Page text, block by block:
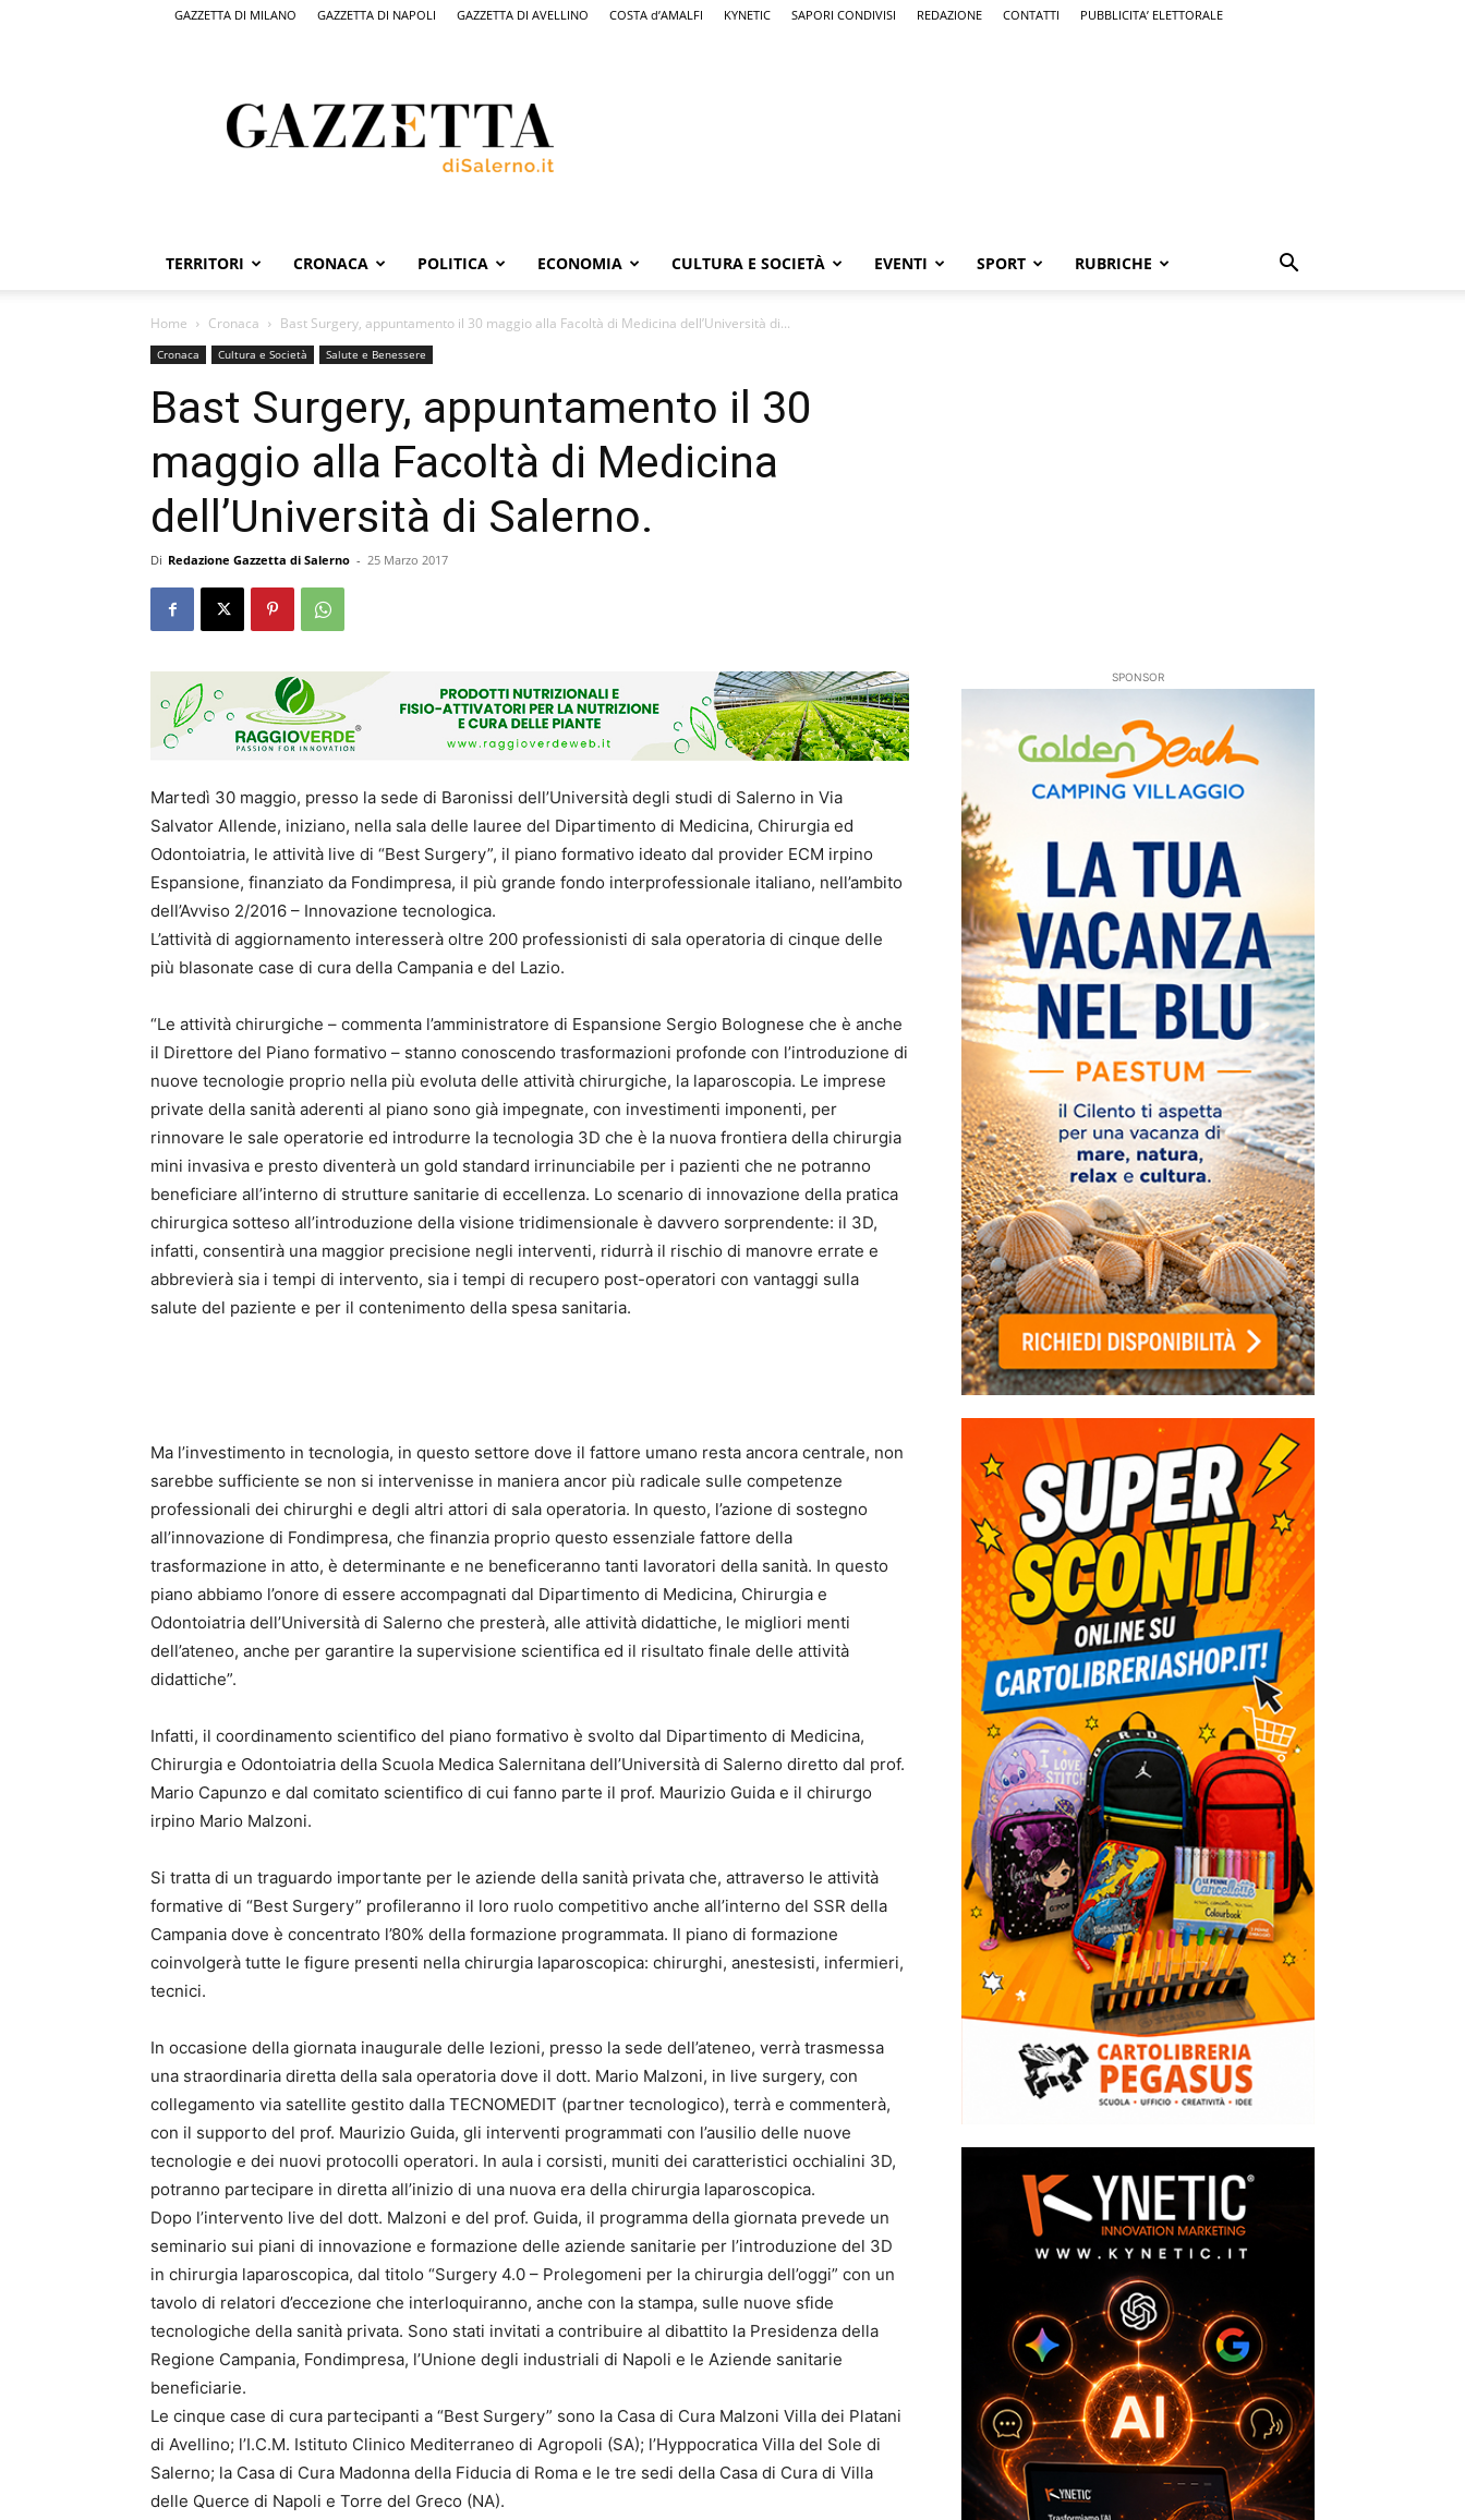
GAZZETTA DI MILANO GAZZETTA DI NAPOLI GAZZETTA DI AVELLINO COSTA d’AMALFI KYNETIC SAPORI CONDIVISI REDAZIONE CONTATTI PUBBLICITA’ ELETTORALE
Salerno,
il
quotidiano
Salerno
TERRITORI CRONACA POLITICA ECONOMIA CULTURA E SOCIETÀ EVENTI SPORT RUBRICHE
Home Cronaca Bast Surgery, appuntamento il 30 maggio alla Facoltà di Medicina dell’Università di...
Cronaca Cultura e Società Salute e Benessere
Bast Surgery, appuntamento il 30
maggio alla Facoltà di Medicina
dell’Università di Salerno.
Di Redazione Gazzetta di Salerno - 25 Marzo 2017
Martedì 30 maggio, presso la sede di Baronissi dell’Università degli studi di Salerno in Via
Salvator Allende, iniziano, nella sala delle lauree del Dipartimento di Medicina, Chirurgia ed
Odontoiatria, le attività live di “Best Surgery”, il piano formativo ideato dal provider ECM irpino
Espansione, finanziato da Fondimpresa, il più grande fondo interprofessionale italiano, nell’ambito
dell’Avviso 2/2016 – Innovazione tecnologica.
L’attività di aggiornamento interesserà oltre 200 professionisti di sala operatoria di cinque delle
più blasonate case di cura della Campania e del Lazio.
“Le attività chirurgiche – commenta l’amministratore di Espansione Sergio Bolognese che è anche
il Direttore del Piano formativo – stanno conoscendo trasformazioni profonde con l’introduzione di
nuove tecnologie proprio nella più evoluta delle attività chirurgiche, la laparoscopia. Le imprese
private della sanità aderenti al piano sono già impegnate, con investimenti imponenti, per
rinnovare le sale operatorie ed introdurre la tecnologia 3D che è la nuova frontiera della chirurgia
mini invasiva e presto diventerà un gold standard irrinunciabile per i pazienti che ne potranno
beneficiare all’interno di strutture sanitarie di eccellenza. Lo scenario di innovazione della pratica
chirurgica sotteso all’introduzione della visione tridimensionale è davvero sorprendente: il 3D,
infatti, consentirà una maggior precisione negli interventi, ridurrà il rischio di manovre errate e
abbrevierà sia i tempi di intervento, sia i tempi di recupero post-operatori con vantaggi sulla
salute del paziente e per il contenimento della spesa sanitaria.
Ma l’investimento in tecnologia, in questo settore dove il fattore umano resta ancora centrale, non
sarebbe sufficiente se non si intervenisse in maniera ancor più radicale sulle competenze
professionali dei chirurghi e degli altri attori di sala operatoria. In questo, l’azione di sostegno
all’innovazione di Fondimpresa, che finanzia proprio questo essenziale fattore della
trasformazione in atto, è determinante e ne beneficeranno tanti lavoratori della sanità. In questo
piano abbiamo l’onore di essere accompagnati dal Dipartimento di Medicina, Chirurgia e
Odontoiatria dell’Università di Salerno che presterà, alle attività didattiche, le migliori menti
dell’ateneo, anche per garantire la supervisione scientifica ed il risultato finale delle attività
didattiche”.
Infatti, il coordinamento scientifico del piano formativo è svolto dal Dipartimento di Medicina,
Chirurgia e Odontoiatria della Scuola Medica Salernitana dell’Università di Salerno diretto dal prof.
Mario Capunzo e dal comitato scientifico di cui fanno parte il prof. Maurizio Guida e il chirurgo
irpino Mario Malzoni.
Si tratta di un traguardo importante per le aziende della sanità privata che, attraverso le attività
formative di “Best Surgery” profileranno il loro ruolo competitivo anche all’interno del SSR della
Campania dove è concentrato l’80% della formazione programmata. Il piano di formazione
coinvolgerà tutte le figure presenti nella chirurgia laparoscopica: chirurghi, anestesisti, infermieri,
tecnici.
In occasione della giornata inaugurale delle lezioni, presso la sede dell’ateneo, verrà trasmessa
una straordinaria diretta della sala operatoria dove il dott. Mario Malzoni, in live surgery, con
collegamento via satellite gestito dalla TECNOMEDIT (partner tecnologico), terrà e commenterà,
con il supporto del prof. Maurizio Guida, gli interventi programmati con l’ausilio delle nuove
tecnologie e dei nuovi protocolli operatori. In aula i corsisti, muniti dei caratteristici occhialini 3D,
potranno partecipare in diretta all’inizio di una nuova era della chirurgia laparoscopica.
Dopo l’intervento live del dott. Malzoni e del prof. Guida, il programma della giornata prevede un
seminario sui piani di innovazione e formazione delle aziende sanitarie per l’introduzione del 3D
in chirurgia laparoscopica, dal titolo “Surgery 4.0 – Prolegomeni per la chirurgia dell’oggi” con un
tavolo di relatori d’eccezione che interloquiranno, anche con la stampa, sulle nuove sfide
tecnologiche della sanità privata. Sono stati invitati a contribuire al dibattito la Presidenza della
Regione Campania, Fondimpresa, l’Unione degli industriali di Napoli e le Aziende sanitarie
beneficiarie.
Le cinque case di cura partecipanti a “Best Surgery” sono la Casa di Cura Malzoni Villa dei Platani
di Avellino; l’I.C.M. Istituto Clinico Mediterraneo di Agropoli (SA); l’Hyppocratica Villa del Sole di
Salerno; la Casa di Cura Madonna della Fiducia di Roma e le tre sedi della Casa di Cura di Villa
delle Querce di Napoli e Torre del Greco (NA).
SPONSOR